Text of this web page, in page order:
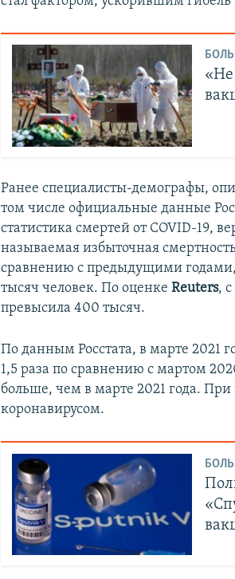
«Не
Ранее специалисты-демографы,
том числе официальные данные
статистика смертей от COVID-19,
называемая избыточная
сравнению с предыдущими годами,
тысяч человек. По оценкеReuters,
превысила 400 тысяч.
По данным Росстата, в марте 2021
1,5 раза по сравнению с мартом
больше, чем в марте 2021 года. При
коронавирусом.